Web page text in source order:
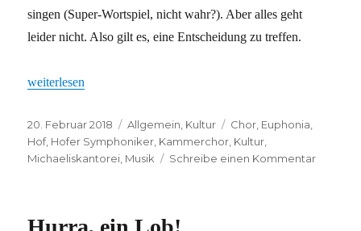
singen (Super-Wortspiel, nicht wahr?). Aber alles geht
leider nicht. Also gilt es, eine Entscheidung zu treffen.
„Qual der Wahl“
weiterlesen
Veröffentlicht
am
20. Februar 2018 Kategorien
Allgemein Kultur Schlagwörter
Chor Euphonia
Hof, Hofer Symphoniker Kammerchor Kultur
Michaeliskantorei Musik Schreibe einen Kommentarzu